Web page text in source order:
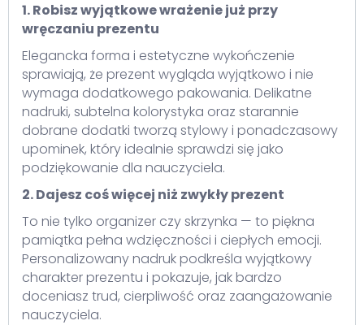
1. Robisz wyjątkowe wrażenie już przy
wręczaniu prezentu
Elegancka forma i estetyczne wykończenie
sprawiają, że prezent wygląda wyjątkowo i nie
wymaga dodatkowego pakowania. Delikatne
nadruki, subtelna kolorystyka oraz starannie
dobrane dodatki tworzą stylowy i ponadczasowy
upominek, który idealnie sprawdzi się jako
podziękowanie dla nauczyciela.
2. Dajesz coś więcej niż zwykły prezent
To nie tylko organizer czy skrzynka — to piękna
pamiątka pełna wdzięczności i ciepłych emocji.
Personalizowany nadruk podkreśla wyjątkowy
charakter prezentu i pokazuje, jak bardzo
doceniasz trud, cierpliwość oraz zaangażowanie
nauczyciela.